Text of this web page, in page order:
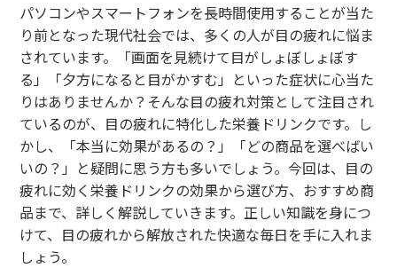
パソコンやスマートフォンを長時間使用することが当た
り前となった現代社会では、多くの人が目の疲れに悩ま
されています。「画面を見続けて目がしょぼしょぼす
る」「夕方になると目がかすむ」といった症状に心当た
りはありませんか？そんな目の疲れ対策として注目され
ているのが、目の疲れに特化した栄養ドリンクです。し
かし、「本当に効果があるの？」「どの商品を選べばい
いの？」と疑問に思う方も多いでしょう。今回は、目の
疲れに効く栄養ドリンクの効果から選び方、おすすめ商
品まで、詳しく解説していきます。正しい知識を身につ
けて、目の疲れから解放された快適な毎日を手に入れま
しょう。